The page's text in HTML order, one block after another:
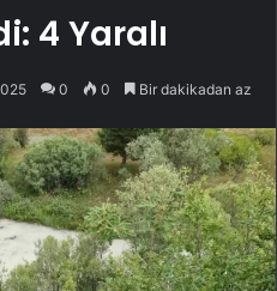
4 Yaralı
0 0 Bir dakikadan az